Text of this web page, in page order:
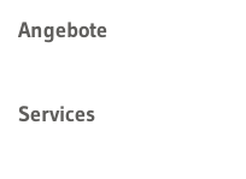
Angebote
Services